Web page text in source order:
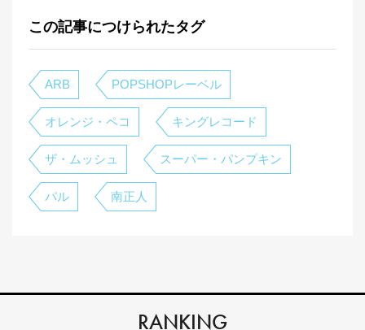
この記事につけられたタグ
ARB POPSHOPレーベル
オレンジ・ペコ キングレコード
ザ・ムッシュ スーパー・パンプキン
パル 南正人
RANKING